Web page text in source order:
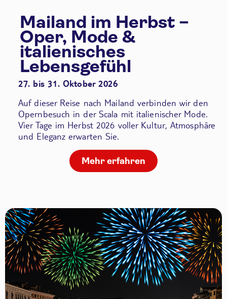
Mailand im Herbst –
Oper, Mode &
italienisches
Lebensgefühl
27. bis 31. Oktober 2026
Auf dieser Reise nach Mailand verbinden wir den
Opernbesuch in der Scala mit italienischer Mode.
Vier Tage im Herbst 2026 voller Kultur, Atmosphäre
und Eleganz erwarten Sie.
Mehr erfahren